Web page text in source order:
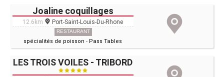
Joaline coquillages
12.6km Port-Saint-Louis-Du-Rhone
RESTAURANT
spécialités de poisson - Pass Tables
LES TROIS VOILES - TRIBORD